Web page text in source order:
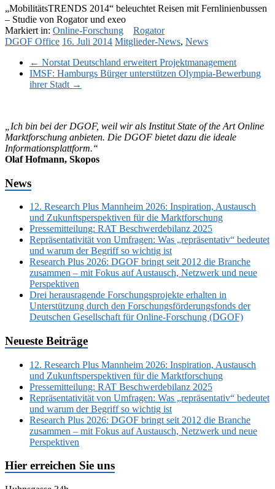
„MobilitätsTRENDS 2014“ beleuchtet Reisen mit Fernlinienbussen
– Studie von Rogator und exeo
Markiert in: Online-Forschung
Rogator
DGOF Office 16. Juli 2014 Mitglieder-News, News
← Norstat Deutschland erweitert Projektmanagement
IMSF: Hamburgs Bürger unterstützen Olympia-Bewerbung
ihrer Stadt →
„Ich bin bei der DGOF, weil wir als Institut State of the Art Online
Marktforschung anbieten. Die DGOF bietet dazu die ideale
Informationsplattform.“
Olaf Hofmann, Skopos
News
12. Research Plus Mannheim 2026: Inspiration, Austausch
und Zukunftsperspektiven für die Marktforschung
Pressemitteilung: RAT Beschwerdebilanz 2025
Repräsentativität von Umfragen: Was „repräsentativ“ bedeutet
und warum der Begriff so wichtig ist
Research Plus 2026: DGOF bringt seit 2012 die Branche
zusammen – mit Fokus auf Austausch, Netzwerk und neue
Perspektiven
Drei herausragende Forschungsprojekte erhalten in
Unterstützung durch den Forschungsförderungsfonds der
Deutschen Gesellschaft für Online-Forschung (DGOF)
Neueste Beiträge
12. Research Plus Mannheim 2026: Inspiration, Austausch
und Zukunftsperspektiven für die Marktforschung
Pressemitteilung: RAT Beschwerdebilanz 2025
Repräsentativität von Umfragen: Was „repräsentativ“ bedeutet
und warum der Begriff so wichtig ist
Research Plus 2026: DGOF bringt seit 2012 die Branche
zusammen – mit Fokus auf Austausch, Netzwerk und neue
Perspektiven
Hier erreichen Sie uns